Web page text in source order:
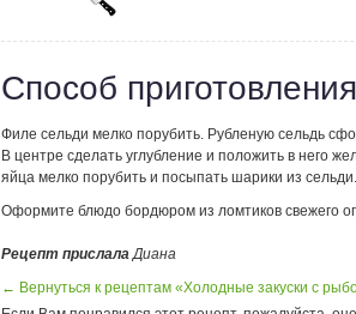
Способ
Филе сельди мелко порубить. Рубленую сельдь
В центре сделать углубление и положить в него
яйца мелко порубить и посыпать шарики из сельди.
Оформите блюдо бордюром из ломтиков свежего
Рецепт прислалаДиана
← Вернуться к рецептам «Холодные закуски с